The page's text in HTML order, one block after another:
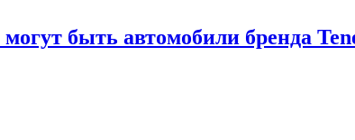
быть автомобили бренда